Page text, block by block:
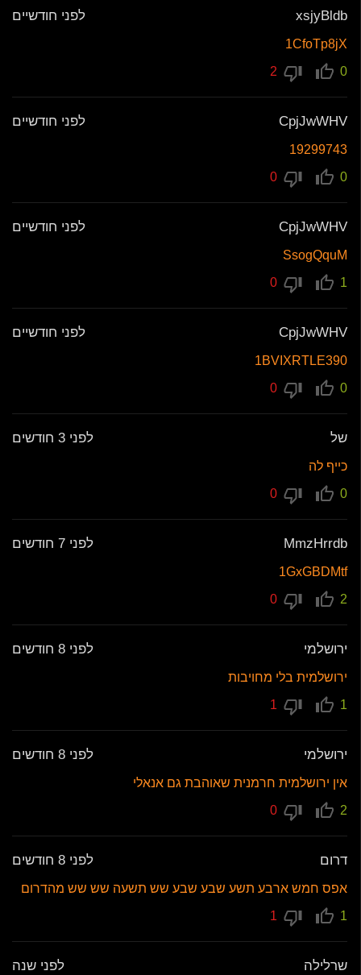
xsjyBldb לפני חודשיים
1CfoTp8jX
0
CpjJwWHV לפני חודשיים
19299743
0
CpjJwWHV לפני חודשיים
SsogQquM
1
CpjJwWHV לפני חודשיים
1BVIXRTLE390
0
של לפני 3 חודשים
כייף לה
0
MmzHrrdb לפני 7 חודשים
1GxGBDMtf
2
ירושלמי לפני 8 חודשים
ירושלמית בלי מחויבות
1
ירושלמי לפני 8 חודשים
אין ירושלמית חרמנית שאוהבת גם אנאלי
2
דרום לפני 8 חודשים
אפס חמש ארבע תשע שבע שבע שש תשעה שש שש מהדרום
1
שרלילה לפני שנה